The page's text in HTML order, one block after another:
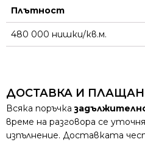
Плътност
480 000 нишки/кв.м.
ДОСТАВКА И
Всяка поръчка
време на разговора се
изпълнение. Доставката